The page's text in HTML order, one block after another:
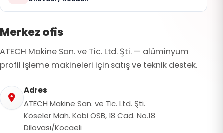
25
2026
Merkez ofis
ATECH Makine San. ve Tic. Ltd. Şti. — alüminyum
profil işleme makineleri için satış ve teknik destek.
Adres
ATECH Makine San. ve Tic. Ltd. Şti.
Köseler Mah. Kobi OSB, 18 Cad. No.18
Dilovası/Kocaeli